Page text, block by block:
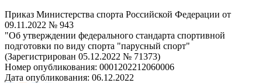
Приказ Министерства спорта Российской Федерации от
09.11.2022 № 943
"Об утверждении федерального стандарта спортивной
подготовки по виду спорта "парусный спорт"
(Зарегистрирован 05.12.2022 № 71373)
Номер опубликования: 0001202212060006
Дата опубликования: 06.12.2022